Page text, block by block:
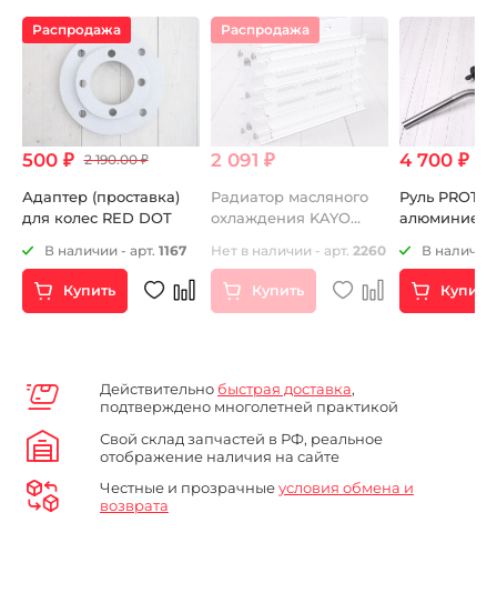
Распродажа
500 ₽ 2 190.00 ₽
Адаптер (проставка)
для колес RED DOT
В наличии - арт. 1167
Купить
Распродажа
2 091 ₽
Радиатор масляного
охлаждения KAYO
Нет в наличии - арт. 2260
Купить
4 700 ₽
Руль
В наличии
Купить
Действительно быстрая доставка,
подтверждено многолетней практикой
Свой склад запчастей в РФ, реальное
отображение наличия на сайте
Честные и прозрачныеусловия обмена и
возврата